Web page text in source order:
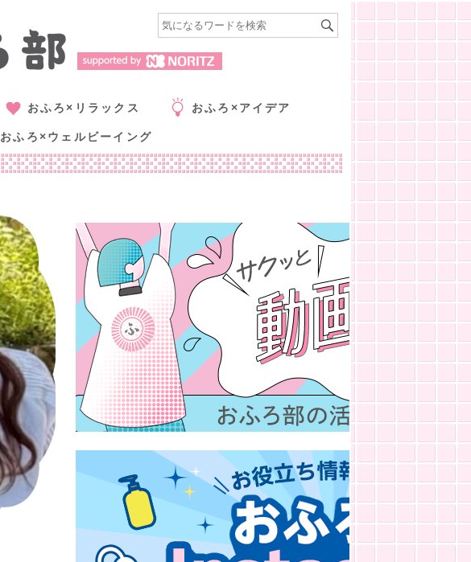
おふろ×リラックス おふろ×アイデア
おふろ×ウェルビーイング